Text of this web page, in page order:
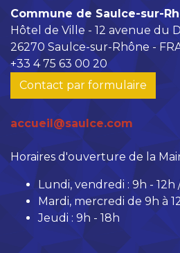
Commune de Saulce-sur-
Hôtel de Ville - 12 avenue du
26270 Saulce-sur-Rhône -
+33 4 75 63 00 20
Contact par formulaire
accueil@saulce.com
Horaires d'ouverture de la
Lundi, vendredi : 9h - 12h
Mardi, mercredi de 9h à
Jeudi : 9h - 18h